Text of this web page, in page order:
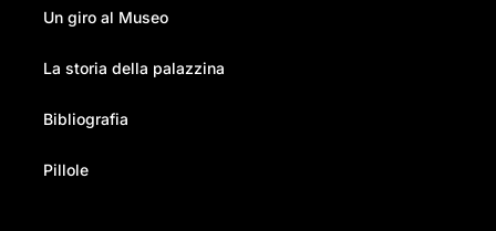
Un giro al Museo
La storia della palazzina
Bibliografia
Pillole